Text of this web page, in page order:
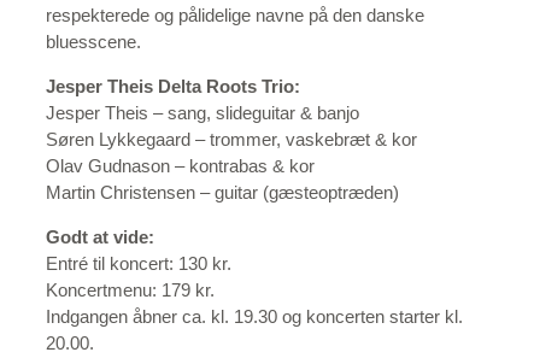
respekterede og pålidelige navne på den danske
bluesscene.
Jesper Theis Delta Roots Trio:
Jesper Theis – sang, slideguitar & banjo
Søren Lykkegaard – trommer, vaskebræt & kor
Olav Gudnason – kontrabas & kor
Martin Christensen – guitar (gæsteoptræden)
Godt at vide:
Entré til koncert: 130 kr.
Koncertmenu: 179 kr.
Indgangen åbner ca. kl. 19.30 og koncerten starter kl.
20.00.